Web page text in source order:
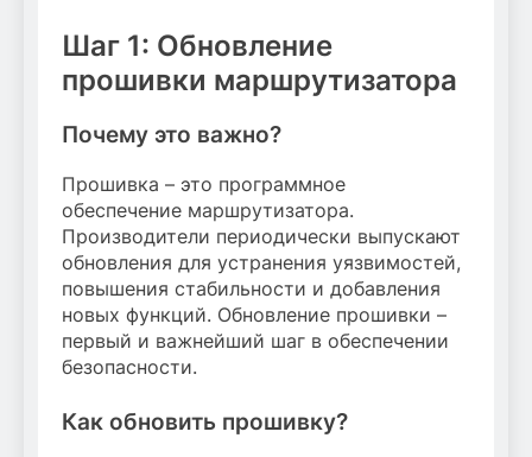
Шаг 1: Обновление
прошивки маршрутизатора
Почему это важно?
Прошивка – это программное
обеспечение маршрутизатора.
Производители периодически выпускают
обновления для устранения уязвимостей,
повышения стабильности и добавления
новых функций. Обновление прошивки –
первый и важнейший шаг в обеспечении
безопасности.
Как обновить прошивку?